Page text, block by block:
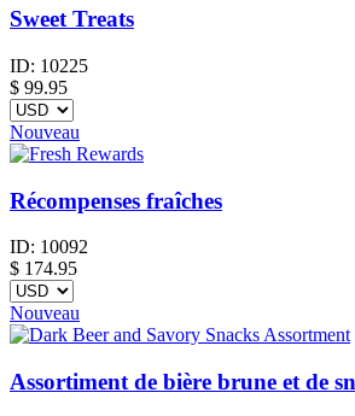
Sweet Treats
ID: 10225
$ 99.95
Nouveau
Récompenses fraîches
ID: 10092
$ 174.95
Nouveau
Assortiment de bière brune et de